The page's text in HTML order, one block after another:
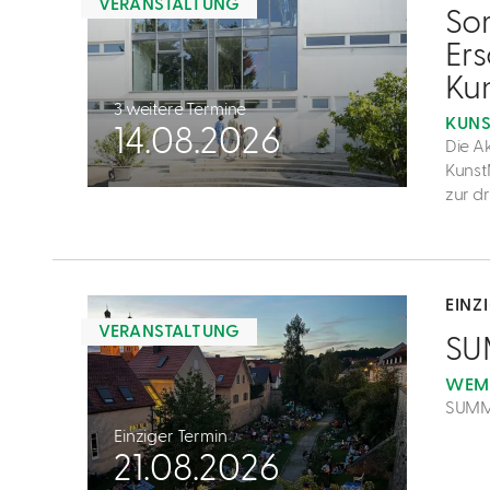
VERANSTALTUNG
4
14.08.2026
3 weitere Termine
Die
zur
VERANSTALTUNG
5
21.08.2026
Einziger Termin